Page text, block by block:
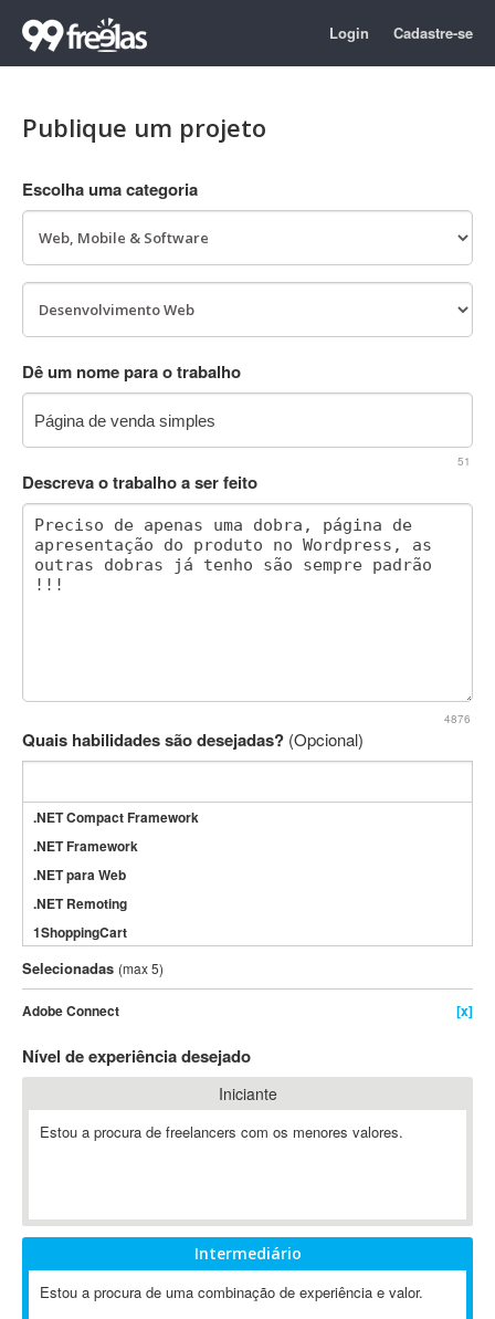
Login Cadastre-se
Publique um projeto
Escolha uma categoria
Dê um nome para o trabalho
51
Descreva o trabalho a ser feito
4876
Quais habilidades são desejadas? (Opcional)
.NET Compact Framework
.NET Framework
.NET para Web
.NET Remoting
1ShoppingCart
3DS Max
3GSM
4D Dimension
802.11
A&P
A2Billing
ABAP
ABBYY FineReader
Selecionadas (max 5)
Adobe Connect [x]
Nível de experiência desejado
Iniciante
Estou a procura de freelancers com os menores valores.
Intermediário
Estou a procura de uma combinação de experiência e valor.